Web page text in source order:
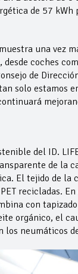
de 57
una vez
desde coches
de
solo estamos
del ID.
de la
El tejido de
recicladas.
con
orgánico, el
los neumáticos